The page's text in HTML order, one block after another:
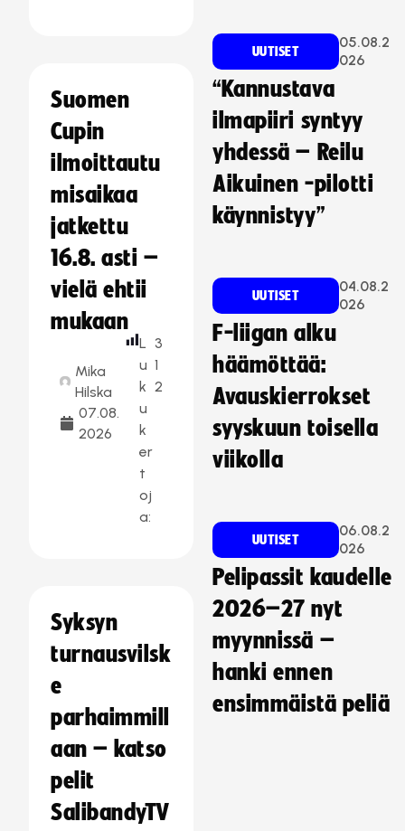
Suomen
Cupin
ilmoittautu
misaikaa
jatkettu
16.8. asti –
vielä ehtii
mukaan
Mika
Hilska
07.08.
2026
L
u
k
u
k
er
t
oj
a:
3
1
2
Syksyn
turnausvilsk
e
parhaimmill
aan – katso
pelit
SalibandyTV
UUTISET
05.08.2
026
“Kannustava
ilmapiiri syntyy
yhdessä – Reilu
Aikuinen -pilotti
käynnistyy”
UUTISET
04.08.2
026
F-liigan alku
häämöttää:
Avauskierrokset
syyskuun toisella
viikolla
UUTISET
06.08.2
026
Pelipassit kaudelle
2026–27 nyt
myynnissä –
hanki ennen
ensimmäistä peliä